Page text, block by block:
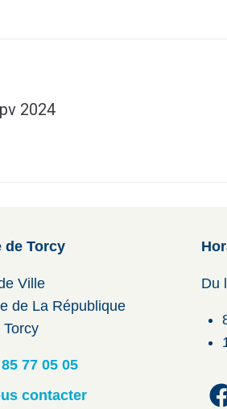
2024
de Torcy
Ville
de La République
Torcy
77 05 05
contacter
Du